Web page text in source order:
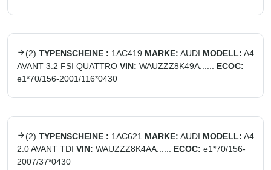
(2) TYPENSCHEINE : 1AC419 MARKE: AUDI MODELL: A4
AVANT 3.2 FSI QUATTRO VIN: WAUZZZ8K49A......
ECOC:
e1*70/156-2001/116*0430
(2) TYPENSCHEINE : 1AC621 MARKE: AUDI MODELL: A4
2.0 AVANT TDI VIN: WAUZZZ8K4AA...... ECOC: e1*70/156-
2007/37*0430